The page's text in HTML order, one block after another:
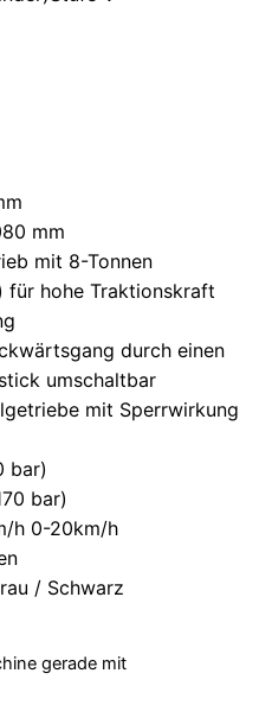
mm
mit 8-Tonnen
für hohe Traktionskraft
durch einen
umschaltbar
mit Sperrwirkung
bar)
bar)
h 0-20km/h
/ Schwarz
gerade mit